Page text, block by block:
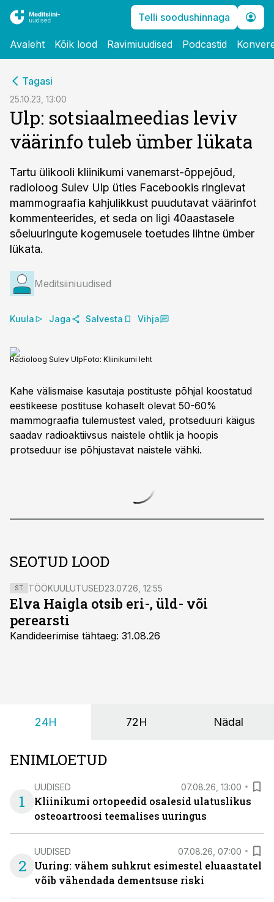
Telli soodushinnaga
Avaleht Kõik lood Ravimiuudised Podcastid
Tagasi
25.10.23, 13:00
Ulp: sotsiaalmeedias leviv
väärinfo tuleb ümber lükata
Tartu ülikooli kliinikumi vanemarst-õppejõud,
radioloog Sulev Ulp ütles Facebookis ringlevat
mammograafia kahjulikkust puudutavat väärinfot
kommenteerides, et seda on ligi 40aastasele
sõeluuringute kogemusele toetudes lihtne ümber
lükata.
Meditsiiniuudised
Kuula Jaga Salvesta Vihja
Radioloog Sulev UlpFoto: Kliinikumi leht
Kahe välismaise kasutaja postituste põhjal koostatud
eestikeese postituse kohaselt olevat 50-60%
mammograafia tulemustest valed, protseduuri käigus
saadav radioaktiivsus naistele ohtlik ja hoopis
protseduur ise põhjustavat naistele vähki.
SEOTUD LOOD
ST TÖÖKUULUTUSED23.07.26, 12:55
Elva Haigla otsib eri-, üld- või
perearsti
Kandideerimise tähtaeg: 31.08.26
24H 72H Nädal
ENIMLOETUD
1
UUDISED 07.08.26, 13:00
Kliinikumi ortopeedid osalesid ulatuslikus
osteoartroosi teemalises uuringus
2
UUDISED 07.08.26, 07:00
Uuring: vähem suhkrut esimestel eluaastatel
võib vähendada dementsuse riski